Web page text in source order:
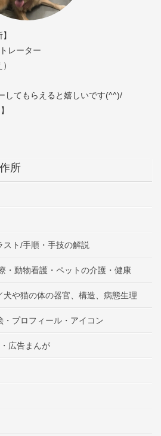
レーター
してもらえると嬉しいです(^^)/
所
ト/手順・手技の解説
・動物看護・ペットの介護・健康
犬や猫の体の器官、構造、病態生理
・プロフィール・アイコン
広告まんが